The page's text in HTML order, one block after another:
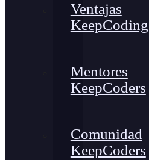
Ventajas
KeepCoding
Mentores
KeepCoders
Comunidad
KeepCoders